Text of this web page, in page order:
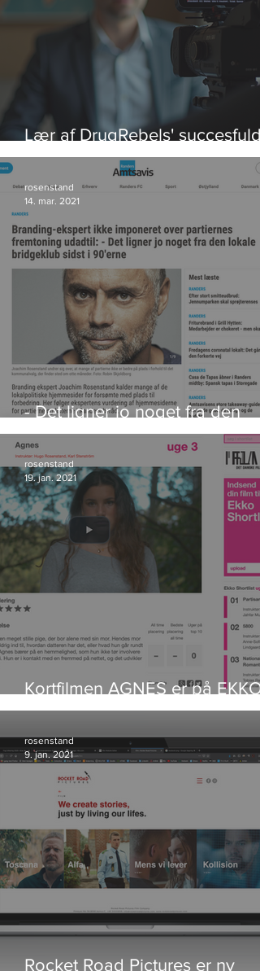
Lær af DrugRebels'
videoeksempler
- Det ligner jo noget fra den
lokale bridgeklub sidst i
rosenstand
14. mar. 2021
Kortfilmen AGNES er på EKKO
Shortlist
rosenstand
19. jan. 2021
Rocket Road Pictures er ny
rosenstand
9. jan. 2021